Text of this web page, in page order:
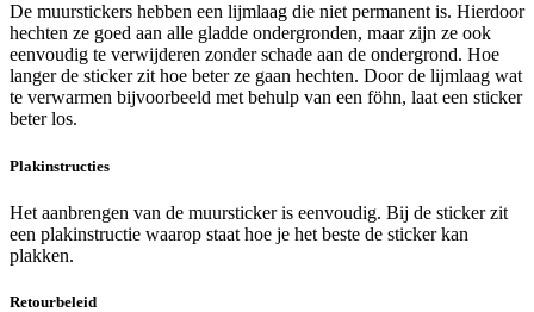
De muurstickers hebben een lijmlaag die niet permanent is. Hierdoor
hechten ze goed aan alle gladde ondergronden, maar zijn ze ook
eenvoudig te verwijderen zonder schade aan de ondergrond. Hoe
langer de sticker zit hoe beter ze gaan hechten. Door de lijmlaag wat
te verwarmen bijvoorbeeld met behulp van een föhn, laat een sticker
beter los.
Plakinstructies
Het aanbrengen van de muursticker is eenvoudig. Bij de sticker zit
een plakinstructie waarop staat hoe je het beste de sticker kan
plakken.
Retourbeleid